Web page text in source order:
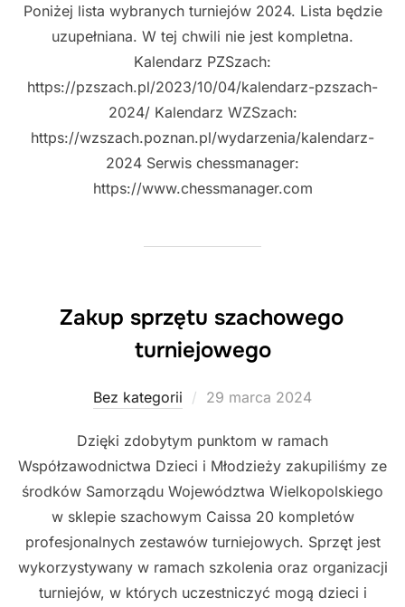
Poniżej lista wybranych turniejów 2024. Lista będzie
uzupełniana. W tej chwili nie jest kompletna.
Kalendarz PZSzach:
https://pzszach.pl/2023/10/04/kalendarz-pzszach-
2024/ Kalendarz WZSzach:
https://wzszach.poznan.pl/wydarzenia/kalendarz-
2024 Serwis chessmanager:
https://www.chessmanager.com
Zakup sprzętu szachowego
turniejowego
Bez kategorii
Posted
29 marca 2024
Dzięki zdobytym punktom w ramach
Współzawodnictwa Dzieci i Młodzieży zakupiliśmy ze
środków Samorządu Województwa Wielkopolskiego
w sklepie szachowym Caissa 20 kompletów
profesjonalnych zestawów turniejowych. Sprzęt jest
wykorzystywany w ramach szkolenia oraz organizacji
turniejów, w których uczestniczyć mogą dzieci i